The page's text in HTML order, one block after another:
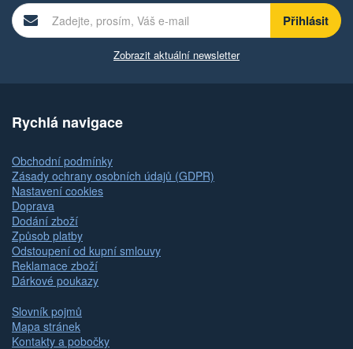
Zobrazit aktuální newsletter
Rychlá navigace
Obchodní podmínky
Zásady ochrany osobních údajů (GDPR)
Nastavení cookies
Doprava
Dodání zboží
Způsob platby
Odstoupení od kupní smlouvy
Reklamace zboží
Dárkové poukazy
Slovník pojmů
Mapa stránek
Kontakty a pobočky